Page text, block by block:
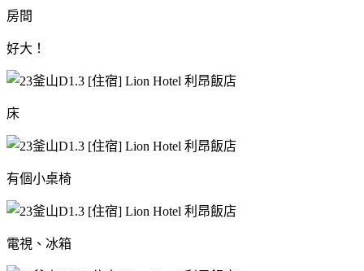
房間
好大！
床
有個小桌椅
電視、冰箱